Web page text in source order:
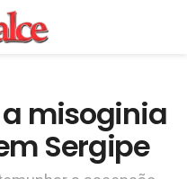
misoginia
Sergipe